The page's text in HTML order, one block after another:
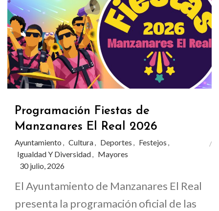
Programación Fiestas de
Manzanares El Real 2026
Ayuntamiento , Cultura, Deportes , Festejos ,
Igualdad Y Diversidad, Mayores
30 julio, 2026
El Ayuntamiento de Manzanares El Real
presenta la programación oficial de las